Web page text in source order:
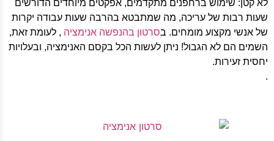
לא קטן: שימוש ברחפנים מתקדמים, אפקטים מיוחדים הדורשים
שעות רבות של עריכה, מה שמתבטא בהרבה שעות עבודה יקרות
של אנשי מקצוע מומחים. בסרטון בהנפשה אנימציה , לעומת זאת,
השמים הם לא הגבול! ניתן לעשות הכל בקסם האנימציה, ובעלויות
יחסית זעירות.
.